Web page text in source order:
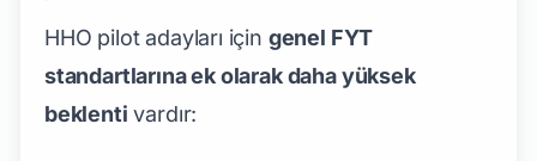
HHO pilot adayları için genel FYT
standartlarına ek olarak daha yüksek
beklenti vardır: